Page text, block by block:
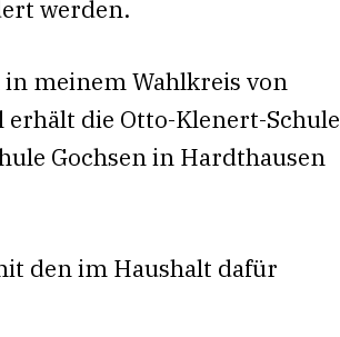
werden.
in meinem Wahlkreis von
die Otto-Klenert-Schule
Gochsen in Hardthausen
den im Haushalt dafür